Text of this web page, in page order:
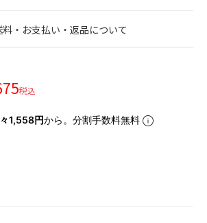
・お支払い・返品について
税込
1,558円から。分割手数料無料